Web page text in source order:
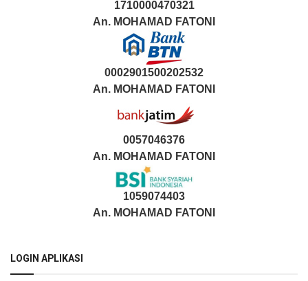
1710000470321
An. MOHAMAD FATONI
0002901500202532
An. MOHAMAD FATONI
0057046376
An. MOHAMAD FATONI
1059074403
An. MOHAMAD FATONI
LOGIN APLIKASI